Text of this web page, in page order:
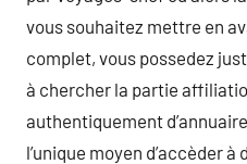
vous souhaitez mettre en
complet, vous possedez
à chercher la partie
authentiquement
l’unique moyen d’accèder à